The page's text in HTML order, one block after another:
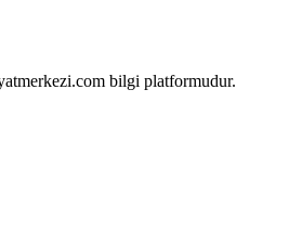
bilgi platformudur.